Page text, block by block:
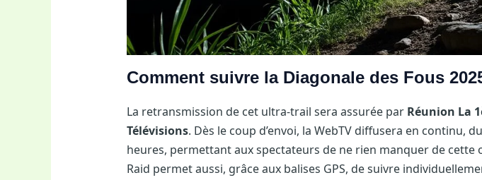
Comment suivre la Diagonale des Fous
La retransmission de cet ultra-trail sera assurée par Réunion La
Télévisions. Dès le coup d’envoi, la WebTV diffusera en continu,
heures, permettant aux spectateurs de ne rien manquer de cette
Raid permet aussi, grâce aux balises GPS, de suivre